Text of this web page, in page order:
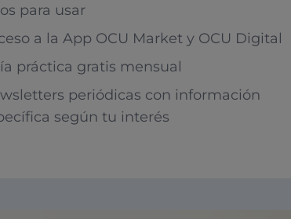
para usar
a la App OCU Market y OCU Digital
práctica gratis mensual
periódicas con información
según tu interés